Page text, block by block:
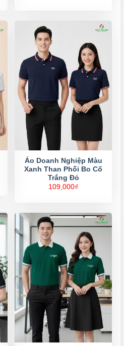
Áo Doanh Nghiệp Màu
Xanh Than Phối Bo Cổ
Trắng Đỏ
109,000₫